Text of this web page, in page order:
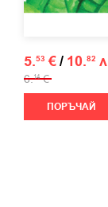
5.53 €/ 10.82
6.14 €
ПОРЪЧАЙ